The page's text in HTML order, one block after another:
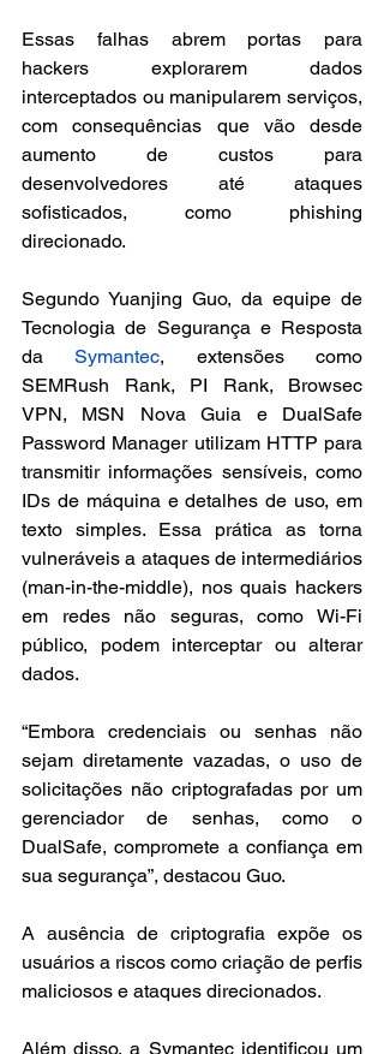
Essas falhas abrem portas para
hackers explorarem dados
interceptados ou manipularem serviços,
com consequências que vão desde
aumento de custos para
desenvolvedores até ataques
sofisticados, como phishing
direcionado.
Segundo Yuanjing Guo, da equipe de
Tecnologia de Segurança e Resposta
da Symantec, extensões como
SEMRush Rank, PI Rank, Browsec
VPN, MSN Nova Guia e DualSafe
Password Manager utilizam HTTP para
transmitir informações sensíveis, como
IDs de máquina e detalhes de uso, em
texto simples. Essa prática as torna
vulneráveis a ataques de intermediários
(man-in-the-middle), nos quais hackers
em redes não seguras, como Wi-Fi
público, podem interceptar ou alterar
dados.
“Embora credenciais ou senhas não
sejam diretamente vazadas, o uso de
solicitações não criptografadas por um
gerenciador de senhas, como o
DualSafe, compromete a confiança em
sua segurança”, destacou Guo.
A ausência de criptografia expõe os
usuários a riscos como criação de perfis
maliciosos e ataques direcionados.
Além disso, a Symantec identificou um